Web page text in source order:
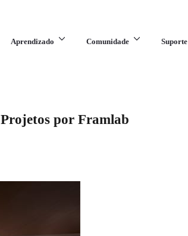
Aprendizado Comunidade Suporte
Projetos por Framlab